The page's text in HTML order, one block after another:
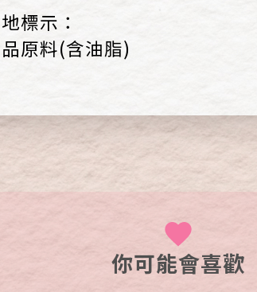
標示：
原料(含油脂)
你可能會喜歡